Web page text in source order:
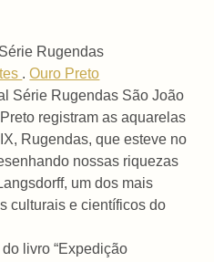
Rugendas
.Ouro Preto
Série Rugendas São João
registram as aquarelas
Rugendas, que esteve no
nossas riquezas
um dos mais
culturais e científicos do
livro “Expedição